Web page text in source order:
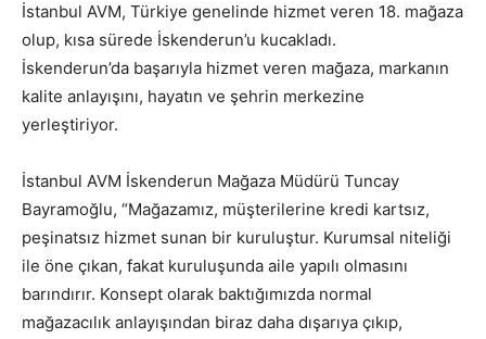
İstanbul AVM, Türkiye genelinde hizmet veren 18. mağaza
olup, kısa sürede İskenderun’u kucakladı.
İskenderun’da başarıyla hizmet veren mağaza, markanın
kalite anlayışını, hayatın ve şehrin merkezine
yerleştiriyor.
İstanbul AVM İskenderun Mağaza Müdürü Tuncay
Bayramoğlu, “Mağazamız, müşterilerine kredi kartsız,
peşinatsız hizmet sunan bir kuruluştur. Kurumsal niteliği
ile öne çıkan, fakat kuruluşunda aile yapılı olmasını
barındırır. Konsept olarak baktığımızda normal
mağazacılık anlayışından biraz daha dışarıya çıkıp,